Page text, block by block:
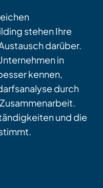
stehen Ihre
darüber.
in
kennen,
durch
und die